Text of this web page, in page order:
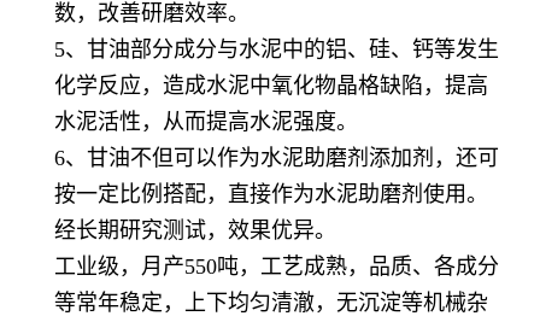
数，改善研磨效率。
5、甘油部分成分与水泥中的铝、硅、钙等发生
化学反应，造成水泥中氧化物晶格缺陷，提高
水泥活性，从而提高水泥强度。
6、甘油不但可以作为水泥助磨剂添加剂，还可
按一定比例搭配，直接作为水泥助磨剂使用。
经长期研究测试，效果优异。
工业级，月产550吨，工艺成熟，品质、各成分
等常年稳定，上下均匀清澈，无沉淀等机械杂